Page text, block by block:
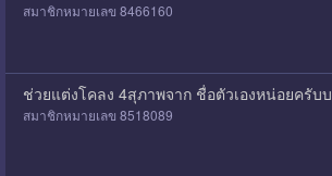
สมาชิกหมายเลข 8466160
ช่วยแต่งโคลง 4สุภาพจาก ชื่อตัวเองหน่อยครับบ
สมาชิกหมายเลข 8518089